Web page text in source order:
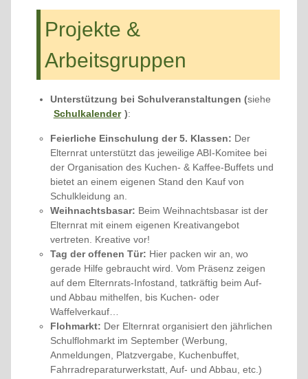
Projekte &
Arbeitsgruppen
Unterstützung bei Schulveranstaltungen (siehe
Schulkalender ):
Feierliche Einschulung der 5. Klassen: Der
Elternrat unterstützt das jeweilige ABI-Komitee bei
der Organisation des Kuchen- & Kaffee-Buffets und
bietet an einem eigenen Stand den Kauf von
Schulkleidung an.
Weihnachtsbasar: Beim Weihnachtsbasar ist der
Elternrat mit einem eigenen Kreativangebot
vertreten. Kreative vor!
Tag der offenen Tür: Hier packen wir an, wo
gerade Hilfe gebraucht wird. Vom Präsenz zeigen
auf dem Elternrats-Infostand, tatkräftig beim Auf-
und Abbau mithelfen, bis Kuchen- oder
Waffelverkauf…
Flohmarkt: Der Elternrat organisiert den jährlichen
Schulflohmarkt im September (Werbung,
Anmeldungen, Platzvergabe, Kuchenbuffet,
Fahrradreparaturwerkstatt, Auf- und Abbau, etc.)